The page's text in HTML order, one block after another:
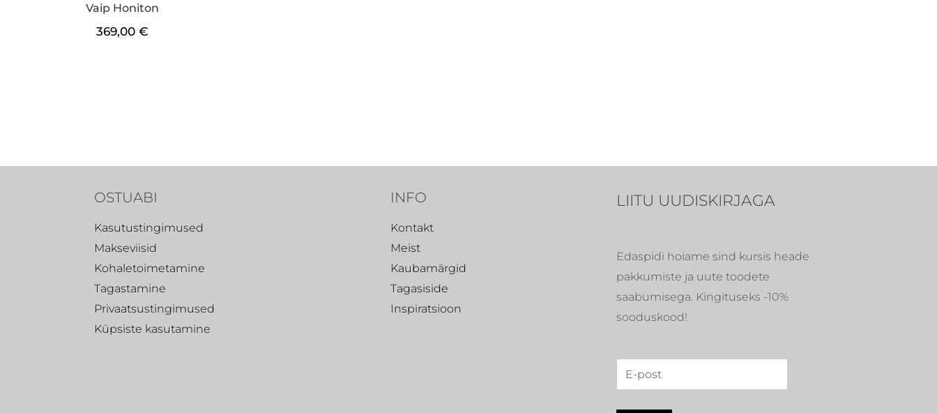
Vaip Honiton
369,00 €
OSTUABI
Kasutustingimused
Makseviisid
Kohaletoimetamine
Tagastamine
Privaatsustingimused
Küpsiste kasutamine
INFO
Kontakt
Meist
Kaubamärgid
Tagasiside
Inspiratsioon
LIITU UUDISKIRJAGA
Edaspidi hoiame sind kursis heade
pakkumiste ja uute toodete
saabumisega. Kingituseks -10%
sooduskood!